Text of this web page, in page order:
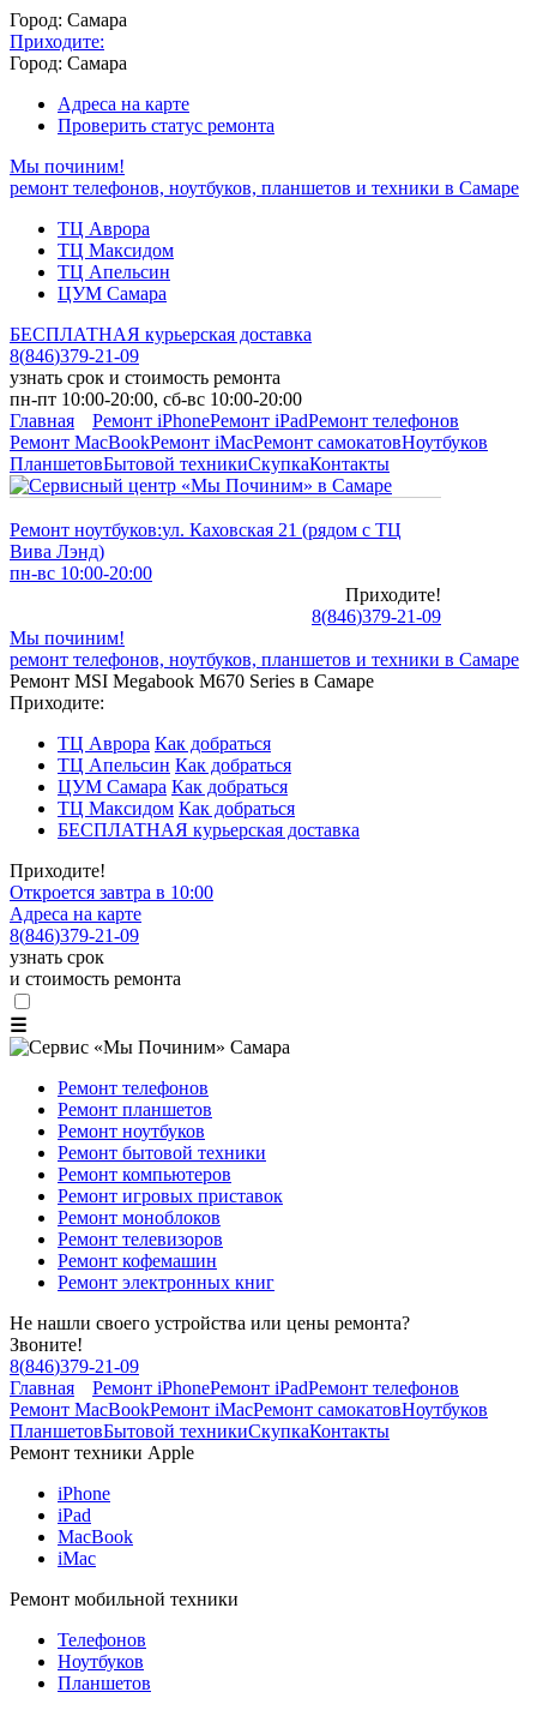
Город: Самара
Приходите:
Город: Самара
Адреса на карте
Проверить статус ремонта
Мы починим!
ремонт телефонов, ноутбуков, планшетов и техники в Самаре
ТЦ Аврора
ТЦ Максидом
ТЦ Апельсин
ЦУМ Самара
БЕСПЛАТНАЯ курьерская доставка
8(846)379-21-09
узнать срок и стоимость ремонта
пн-пт 10:00-20:00, сб-вс 10:00-20:00
Главная
Ремонт iPhoneРемонт iPadРемонт телефонов
Ремонт MacBookРемонт iMacРемонт самокатовНоутбуков
ПланшетовБытовой техникиСкупкаКонтакты
Ремонт ноутбуков:ул. Каховская 21 (рядом с ТЦ
Вива Лэнд)
пн-вс 10:00-20:00
Приходите!
8(846)379-21-09
Мы починим!
ремонт телефонов, ноутбуков, планшетов и техники в Самаре
Ремонт MSI Megabook M670 Series в Самаре
Приходите:
ТЦ Аврора Как добраться
ТЦ Апельсин Как добраться
ЦУМ Самара Как добраться
ТЦ Максидом Как добраться
БЕСПЛАТНАЯ курьерская доставка
Приходите!
Откроется завтра в 10:00
Адреса на карте
8(846)379-21-09
узнать срок
и стоимость ремонта
☰
Ремонт телефонов
Ремонт планшетов
Ремонт ноутбуков
Ремонт бытовой техники
Ремонт компьютеров
Ремонт игровых приставок
Ремонт моноблоков
Ремонт телевизоров
Ремонт кофемашин
Ремонт электронных книг
Не нашли своего устройства или цены ремонта?
Звоните!
8(846)379-21-09
Главная
Ремонт iPhoneРемонт iPadРемонт телефонов
Ремонт MacBookРемонт iMacРемонт самокатовНоутбуков
ПланшетовБытовой техникиСкупкаКонтакты
Ремонт техники Apple
iPhone
iPad
MacBook
iMac
Ремонт мобильной техники
Телефонов
Ноутбуков
Планшетов